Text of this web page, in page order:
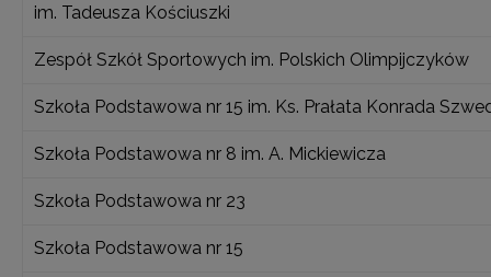
im. Tadeusza Kościuszki
Zespół Szkół Sportowych im. Polskich Olimpijczyków
Szkoła Podstawowa nr 15 im. Ks. Prałata Konrada
Szkoła Podstawowa nr 8 im. A. Mickiewicza
Szkoła Podstawowa nr 23
Szkoła Podstawowa nr 15